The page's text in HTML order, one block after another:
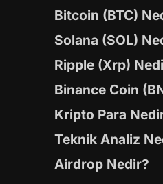
Bitcoin (BTC)
Solana (SOL)
Ripple (Xrp)
Binance Coin
Kripto Para
Teknik Analiz
Airdrop Nedir?